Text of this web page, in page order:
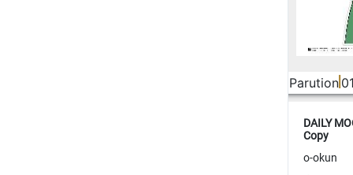
Parution
DAILY
Copy
o-okun